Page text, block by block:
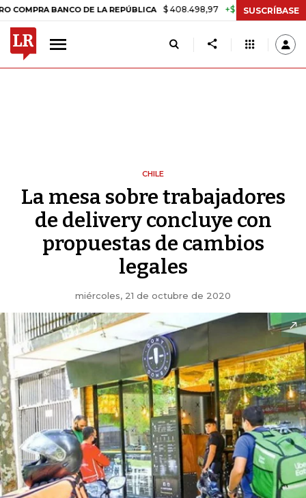
BANCO DE LA REPÚBLICA $ 408.498,97 +$ 8.753,81 +2,19%
SUSCRÍBASE
CHILE
La mesa sobre trabajadores
de delivery concluye con
propuestas de cambios
legales
miércoles, 21 de octubre de 2020